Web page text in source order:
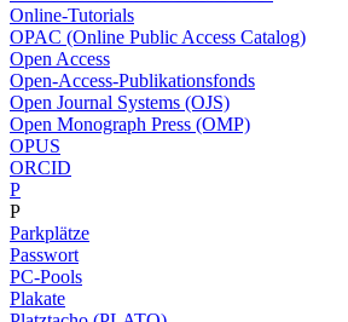
Online-Tutorials
OPAC (Online Public Access Catalog)
Open Access
Open-Access-Publikationsfonds
Open Journal Systems (OJS)
Open Monograph Press (OMP)
OPUS
ORCID
P
P
Parkplätze
Passwort
PC-Pools
Plakate